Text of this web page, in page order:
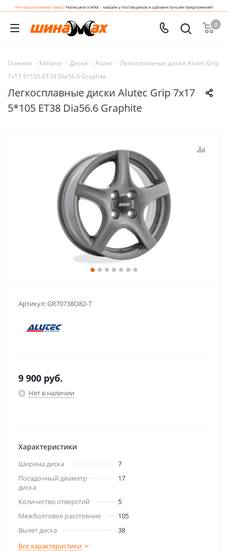
0
Главная - Каталог - Диски - Alutec - Легкосплавные диски Alutec Grip
7x17 5*105 ET38 Dia56.6 Graphite
Легкосплавные диски Alutec Grip 7x17
5*105 ET38 Dia56.6 Graphite
Артикул:GR70738O82-7
9 900 руб.
Нет в наличии
Характеристики
Ширина диска
7
Посадочный диаметр
диска
17
Количество отверстий
5
Межболтовое расстояние
105
Вылет диска
38
Все характеристики